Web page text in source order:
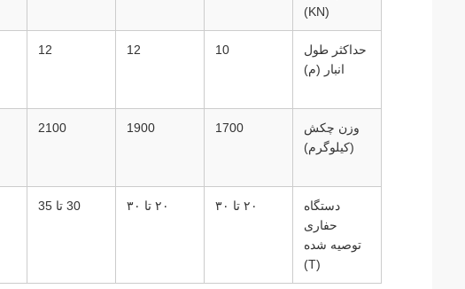
(KN)
حداکثر طول
انبار (م)
10
12
12
وزن چکش
(کیلوگرم)
1700
1900
2100
دستگاه
حفاری
توصیه شده
(T)
۲۰ تا ۳۰ ۲۰ تا ۳۰ 30 تا 35